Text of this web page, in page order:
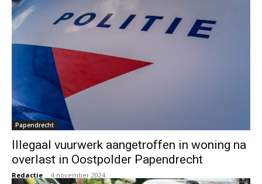
Papendrecht
Illegaal vuurwerk aangetroffen in woning na
overlast in Oostpolder Papendrecht
Redactie - 4 november 2024